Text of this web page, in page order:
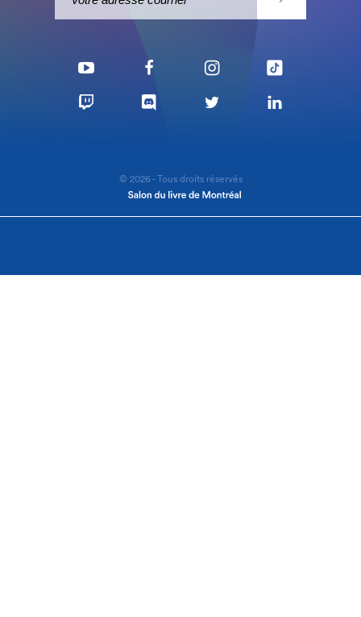
© 2026 - Tous droits réservés